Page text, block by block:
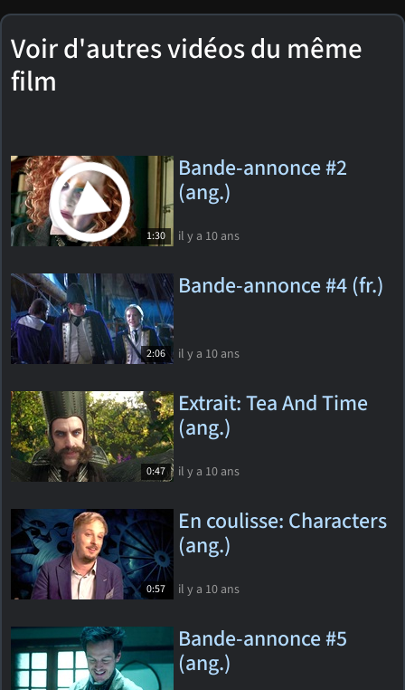
Voir d'autres vidéos du même
film
1:30
Bande-annonce #2
(ang.)
il y a 10 ans
2:06
Bande-annonce #4 (fr.)
il y a 10 ans
0:47
Extrait: Tea And Time
(ang.)
il y a 10 ans
0:57
En coulisse: Characters
(ang.)
il y a 10 ans
Bande-annonce #5
(ang.)